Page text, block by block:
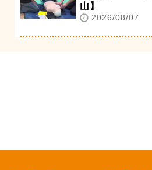
山】
2026/08/07